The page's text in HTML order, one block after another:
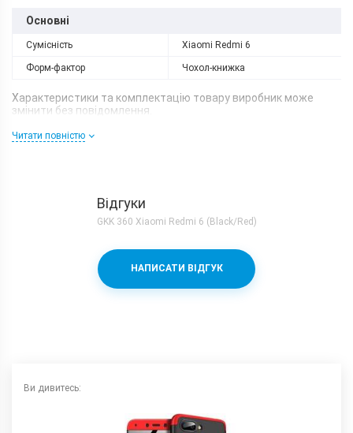
Основні
Сумісність Xiaomi Redmi 6
Форм-фактор Чохол-книжка
Характеристики та комплектацію товару виробник може
змінити без повідомлення.
Читати повністю
Відгуки
GKK 360 Xiaomi Redmi 6 (Black/Red)
НАПИСАТИ ВІДГУК
Ви дивитесь: